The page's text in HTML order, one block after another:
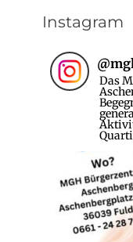
Instagram
@
Das